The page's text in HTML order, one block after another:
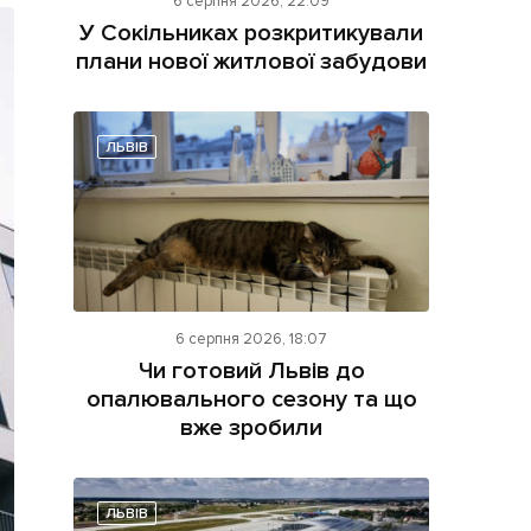
на сайті
У Сокільниках розкритикували
плани нової житлової забудови
ЛЬВІВ
6 серпня 2026, 18:07
Чи готовий Львів до
опалювального сезону та що
вже зробили
ЛЬВІВ